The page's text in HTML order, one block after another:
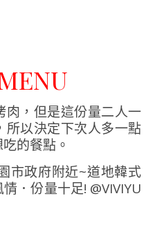
肉，但是這份量二人一
所以決定下次人多一點
的餐點。